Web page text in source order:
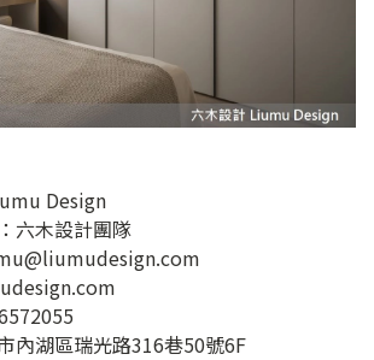
Design
六木設計團隊
內湖區瑞光路316巷50號6F